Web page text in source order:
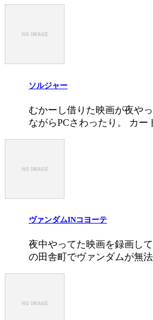
ソルジャー
むかーし借りた映画が夜や
ながらPCさわったり。 カ
ヴァンダムINコヨーテ
夜中やってた映画を録画し
の田舎町でヴァンダムが無